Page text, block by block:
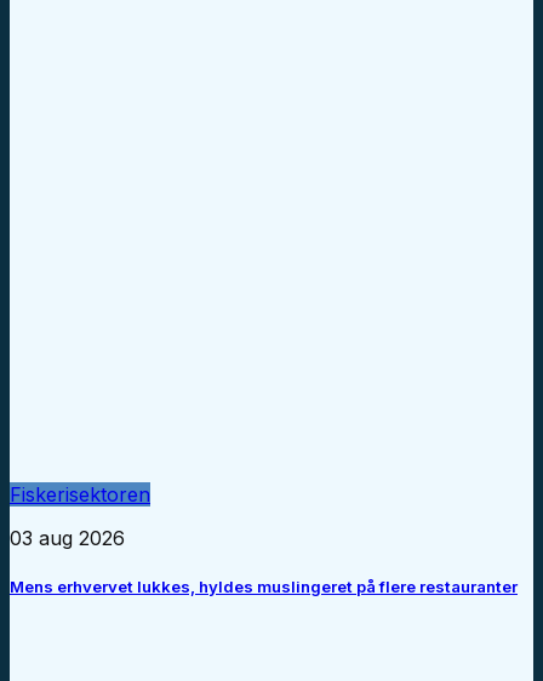
Fiskerisektoren
03 aug 2026
Mens erhvervet lukkes, hyldes muslingeret på flere restauranter